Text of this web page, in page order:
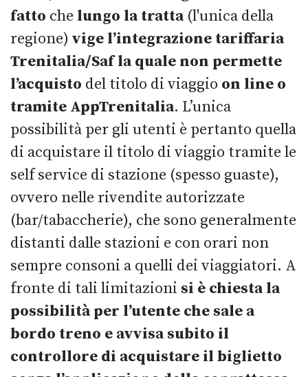
fatto che lungo la tratta(l'unica della
regione) vige l’integrazione tariffaria
Trenitalia/Saf la quale non permette
l’acquisto del titolo di viaggio on line o
tramite AppTrenitalia. L’unica
possibilità per gli utenti è pertanto quella
di acquistare il titolo di viaggio tramite le
self service di stazione (spesso guaste),
ovvero nelle rivendite autorizzate
(bar/tabaccherie), che sono generalmente
distanti dalle stazioni e con orari non
sempre consoni a quelli dei viaggiatori. A
fronte di tali limitazioni si è chiesta la
possibilità per l’utente che sale a
bordo treno e avvisa subito il
controllore di acquistare il biglietto